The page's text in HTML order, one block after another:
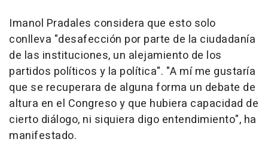
Imanol Pradales considera que esto solo
conlleva "desafección por parte de la ciudadanía
de las instituciones, un alejamiento de los
partidos políticos y la política". "A mí me gustaría
que se recuperara de alguna forma un debate de
altura en el Congreso y que hubiera capacidad de
cierto diálogo, ni siquiera digo entendimiento", ha
manifestado.